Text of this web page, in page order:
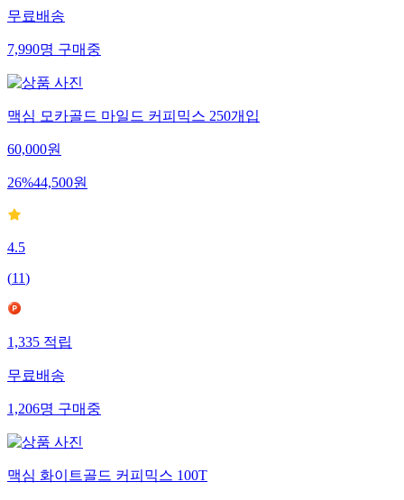
무료배송
7,990명 구매중
맥심 모카골드 마일드 커피믹스 250개입
60,000원
26%44,500원
4.5
(11)
1,335 적립
무료배송
1,206명 구매중
맥심 화이트골드 커피믹스 100T